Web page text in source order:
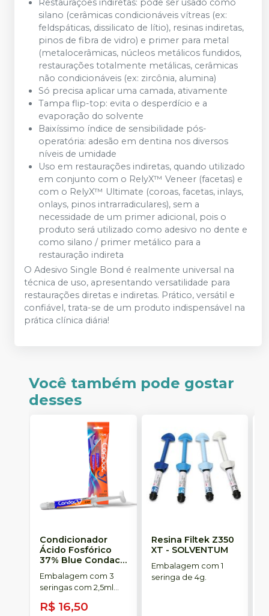
Restaurações indiretas: pode ser usado como
silano (cerâmicas condicionáveis vítreas (ex:
feldspáticas, dissilicato de lítio), resinas indiretas,
pinos de fibra de vidro) e primer para metal
(metalocerâmicas, núcleos metálicos fundidos,
restaurações totalmente metálicas, cerâmicas
não condicionáveis (ex: zircônia, alumina)
Só precisa aplicar uma camada, ativamente
Tampa flip-top: evita o desperdício e a
evaporação do solvente
Baixíssimo índice de sensibilidade pós-
operatória: adesão em dentina nos diversos
níveis de umidade
Uso em restaurações indiretas, quando utilizado
em conjunto com o RelyX™ Veneer (facetas) e
com o RelyX™ Ultimate (coroas, facetas, inlays,
onlays, pinos intrarradiculares), sem a
necessidade de um primer adicional, pois o
produto será utilizado como adesivo no dente e
como silano / primer metálico para a
restauração indireta
O Adesivo Single Bond é realmente universal na
técnica de uso, apresentando versatilidade para
restaurações diretas e indiretas. Prático, versátil e
confiável, trata-se de um produto indispensável na
prática clínica diária!
Você também pode gostar
desses
Condicionador
Ácido Fosfórico
37% Blue Condac-
FGM
Embalagem com 3
seringas com 2,5ml
cada uma e 3
ponteiras para
R$ 16,50
Resina Filtek Z350
XT - SOLVENTUM
Embalagem com 1
seringa de 4g.